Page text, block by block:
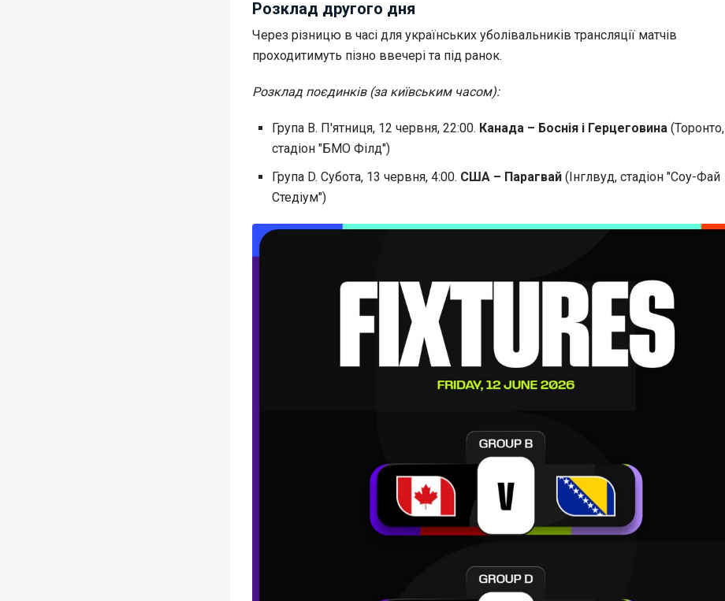
Розклад другого дня
Через різницю в часі для українських уболівальників трансляції матчів
проходитимуть пізно ввечері та під ранок.
Розклад поєдинків (за київським часом):
Група B. П'ятниця, 12 червня, 22:00. Канада – Боснія і Герцеговина (Торонто,
стадіон "БМО Філд")
Група D. Субота, 13 червня, 4:00. США – Парагвай (Інглвуд, стадіон "Соу-Фай
Стедіум")